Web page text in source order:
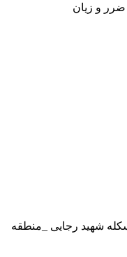
ضرر و زیان
شهید رجایی _منطقه